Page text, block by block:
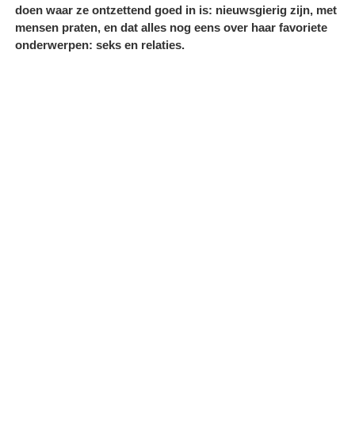
doen waar ze ontzettend goed in is: nieuwsgierig zijn, met
mensen praten, en dat alles nog eens over haar favoriete
onderwerpen: seks en relaties.